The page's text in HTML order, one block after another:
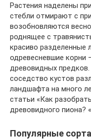
Растения наделены
стебли отмирают с
возобновляются
роднящее с
красиво разделенные
одревесневшие корни
древовидных
соседство кустов
ландшафта на много
статьи «Как
древовидного пиона?
Популярные сорта